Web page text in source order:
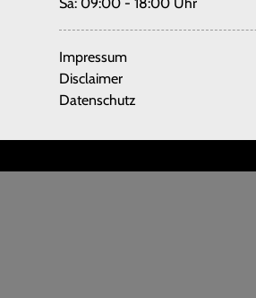
Impressum
Disclaimer
Datenschutz